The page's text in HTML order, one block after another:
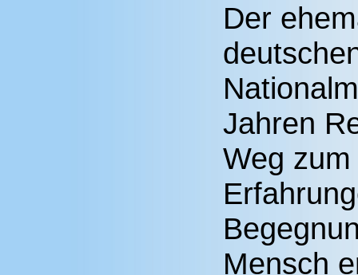
Der
Jahren
Weg
Mensch